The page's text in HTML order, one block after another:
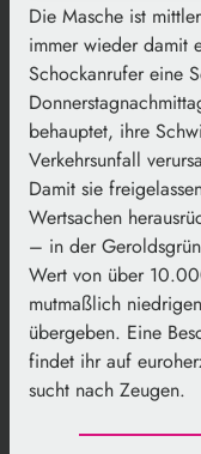
Die Masche ist
immer wieder damit
Schockanrufer eine
behauptet, ihre
Verkehrsunfall
Damit sie
Wertsachen
– in der
Wert von über
mutmaßlich
übergeben. Eine
findet ihr auf
sucht nach Zeugen.